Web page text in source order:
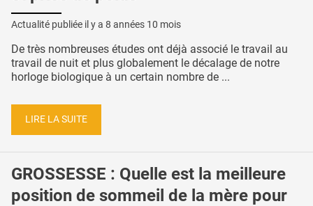
Actualité publiée il y a 8 années 10 mois
De très nombreuses études ont déjà associé le travail au
travail de nuit et plus globalement le décalage de notre
horloge biologique à un certain nombre de ...
LIRE LA SUITE
GROSSESSE : Quelle est la meilleure
position de sommeil de la mère pour